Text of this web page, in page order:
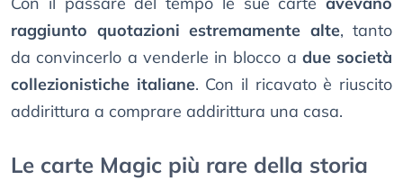
raggiunto quotazioni estremamente alte, tanto
da convincerlo a venderle in blocco a due società
collezionistiche italiane. Con il ricavato è riuscito
addirittura a comprare addirittura una casa.
Le carte Magic più rare della storia